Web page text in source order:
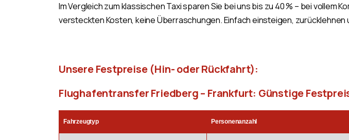
Im Vergleich zum klassischen Taxi sparen Sie bei uns bis zu 40 % – bei vollem
versteckten Kosten, keine Überraschungen. Einfach einsteigen, zurücklehnen
Unsere Festpreise (Hin- oder Rückfahrt):
Flughafentransfer Friedberg – Frankfurt: Günstige
Fahrzeugtyp Personenanzahl